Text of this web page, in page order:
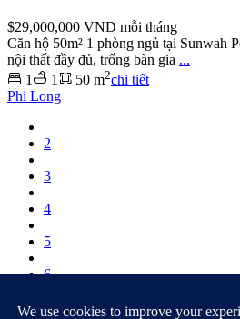
$29,000,000 VND mỗi tháng
Căn hộ 50m² 1 phòng ngủ tại Sunwah
nội thất đầy đủ, trống bàn gia ...
1
1 50 m2chi tiết
Phi Long
2
3
4
5
6